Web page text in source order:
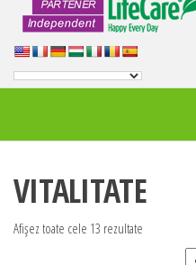
VITALITATE
Afișez toate cele 13 rezultate